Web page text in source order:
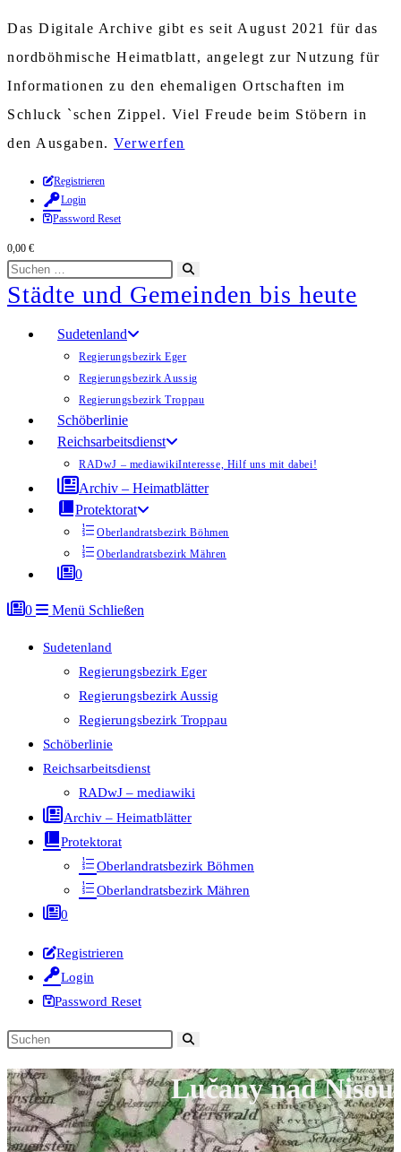
Das Digitale Archive gibt es seit August 2021 für das
nordböhmische Heimatblatt, angelegt zur Nutzung für
Informationen zu den ehemaligen Ortschaften im
Schluck `schen Zippel. Viel Freude beim Stöbern in
den Ausgaben. Verwerfen
Zum
Inhalt
springen
Registrieren
Login
Password Reset
0,00 €
Diese
Website
durchsuchen
starten
Städte und Gemeinden bis heute
Sudetenland
Regierungsbezirk Eger
Regierungsbezirk Aussig
Regierungsbezirk Troppau
Schöberlinie
Reichsarbeitsdienst
RADwJ – mediawikiInteresse, Hilf uns mit dabei!
Archiv – Heimatblätter
Protektorat
Oberlandratsbezirk Böhmen
Oberlandratsbezirk Mähren
0
0 Menü Schließen
Sudetenland
Regierungsbezirk Eger
Regierungsbezirk Aussig
Regierungsbezirk Troppau
Schöberlinie
Reichsarbeitsdienst
RADwJ – mediawiki
Archiv – Heimatblätter
Protektorat
Oberlandratsbezirk Böhmen
Oberlandratsbezirk Mähren
0
Registrieren
Login
Password Reset
Diese
durchsuchen
Lučany nad Nisou